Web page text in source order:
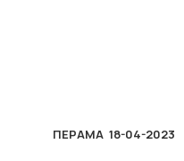
ΠΕΡΑΜΑ 18-04-2023